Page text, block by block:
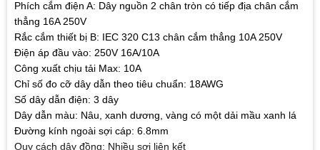
Phích cắm điện A: Dây nguồn 2 chân tròn có tiếp địa chân cắm
thẳng 16A 250V
Rắc cắm thiết bị B: IEC 320 C13 chân cắm thẳng 10A 250V
Điện áp đầu vào: 250V 16A/10A
Công xuất chịu tải Max: 10A
Chỉ số đo cỡ dây dẫn theo tiêu chuẩn: 18AWG
Số dây dẫn điện: 3 dây
Dây dẫn màu: Nâu, xanh dương, vàng có một dải mầu xanh lá
Đường kính ngoài sợi cáp: 6.8mm
Quy cách dây đồng: Nhiều sợi liên kết